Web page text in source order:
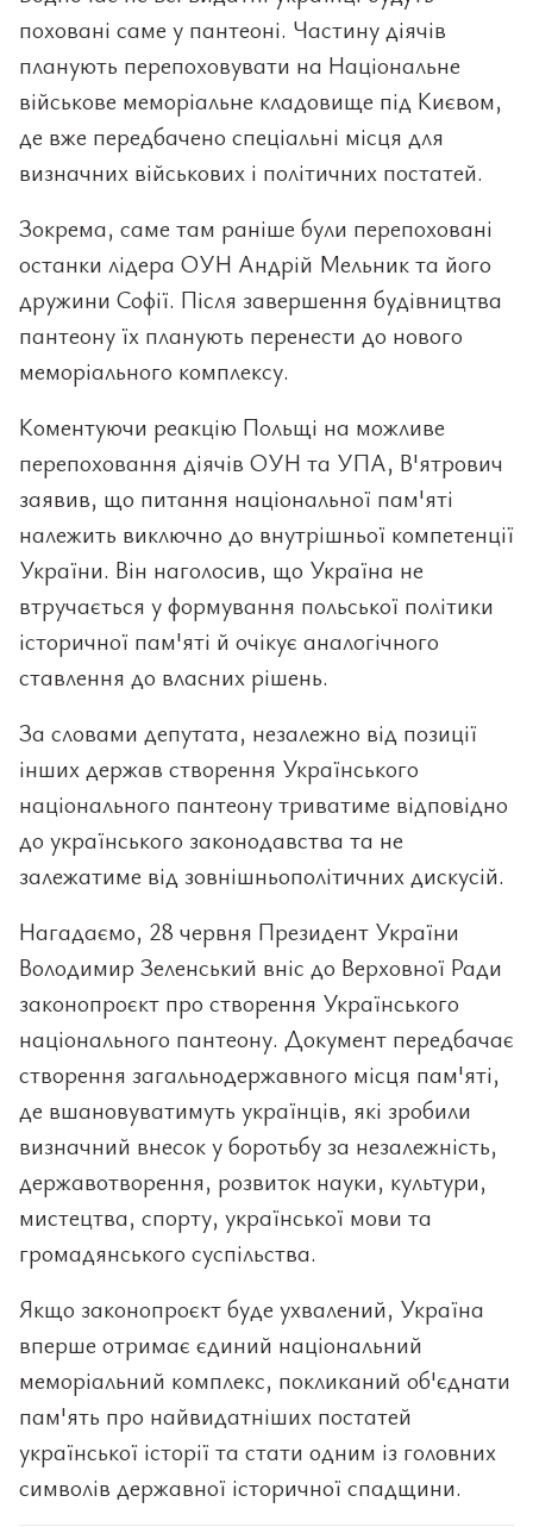
поховані саме у пантеоні. Частину діячів
планують перепоховувати на Національне
військове меморіальне кладовище під Києвом,
де вже передбачено спеціальні місця для
визначних військових і політичних постатей.
Зокрема, саме там раніше були перепоховані
останки лідера ОУН Андрій Мельник та його
дружини Софії. Після завершення будівництва
пантеону їх планують перенести до нового
меморіального комплексу.
Коментуючи реакцію Польщі на можливе
перепоховання діячів ОУН та УПА, В'ятрович
заявив, що питання національної пам'яті
належить виключно до внутрішньої компетенції
України. Він наголосив, що Україна не
втручається у формування польської політики
історичної пам'яті й очікує аналогічного
ставлення до власних рішень.
За словами депутата, незалежно від позиції
інших держав створення Українського
національного пантеону триватиме відповідно
до українського законодавства та не
залежатиме від зовнішньополітичних дискусій.
Нагадаємо, 28 червня Президент України
Володимир Зеленський вніс до Верховної Ради
законопроєкт про створення Українського
національного пантеону. Документ передбачає
створення загальнодержавного місця пам'яті,
де вшановуватимуть українців, які зробили
визначний внесок у боротьбу за незалежність,
державотворення, розвиток науки, культури,
мистецтва, спорту, української мови та
громадянського суспільства.
Якщо законопроєкт буде ухвалений, Україна
вперше отримає єдиний національний
меморіальний комплекс, покликаний об'єднати
пам'ять про найвидатніших постатей
української історії та стати одним із головних
символів державної історичної спадщини.